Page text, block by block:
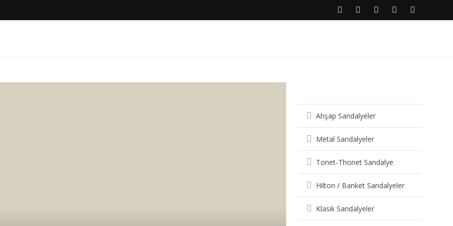
Ahşap Sandalyeler
Metal Sandalyeler
Tonet-Thonet Sandalye
Hilton / Banket Sandalyeler
Klasik Sandalyeler